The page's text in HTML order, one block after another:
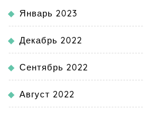
Январь 2023
Декабрь 2022
Сентябрь 2022
Август 2022